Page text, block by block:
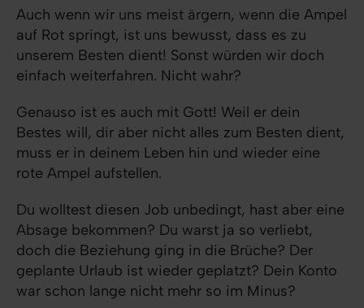
Auch wenn wir uns meist ärgern, wenn die Ampel
auf Rot springt, ist uns bewusst, dass es zu
unserem Besten dient! Sonst würden wir doch
einfach weiterfahren. Nicht wahr?
Genauso ist es auch mit Gott! Weil er dein
Bestes will, dir aber nicht alles zum Besten dient,
muss er in deinem Leben hin und wieder eine
rote Ampel aufstellen.
Du wolltest diesen Job unbedingt, hast aber eine
Absage bekommen? Du warst ja so verliebt,
doch die Beziehung ging in die Brüche? Der
geplante Urlaub ist wieder geplatzt? Dein Konto
war schon lange nicht mehr so im Minus?